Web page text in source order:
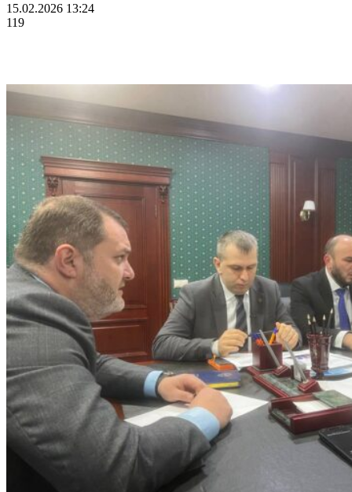
15.02.2026 13:24
119